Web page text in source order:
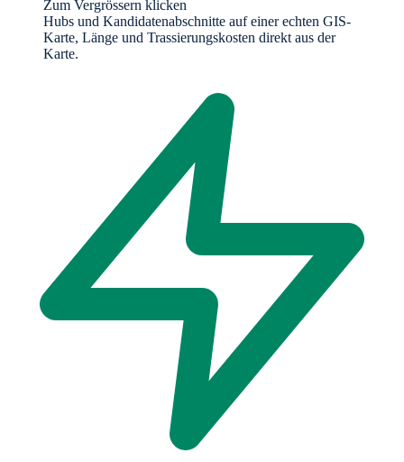
Zum Vergrössern klicken
Hubs und Kandidatenabschnitte auf einer echten GIS-
Karte, Länge und Trassierungskosten direkt aus der
Karte.